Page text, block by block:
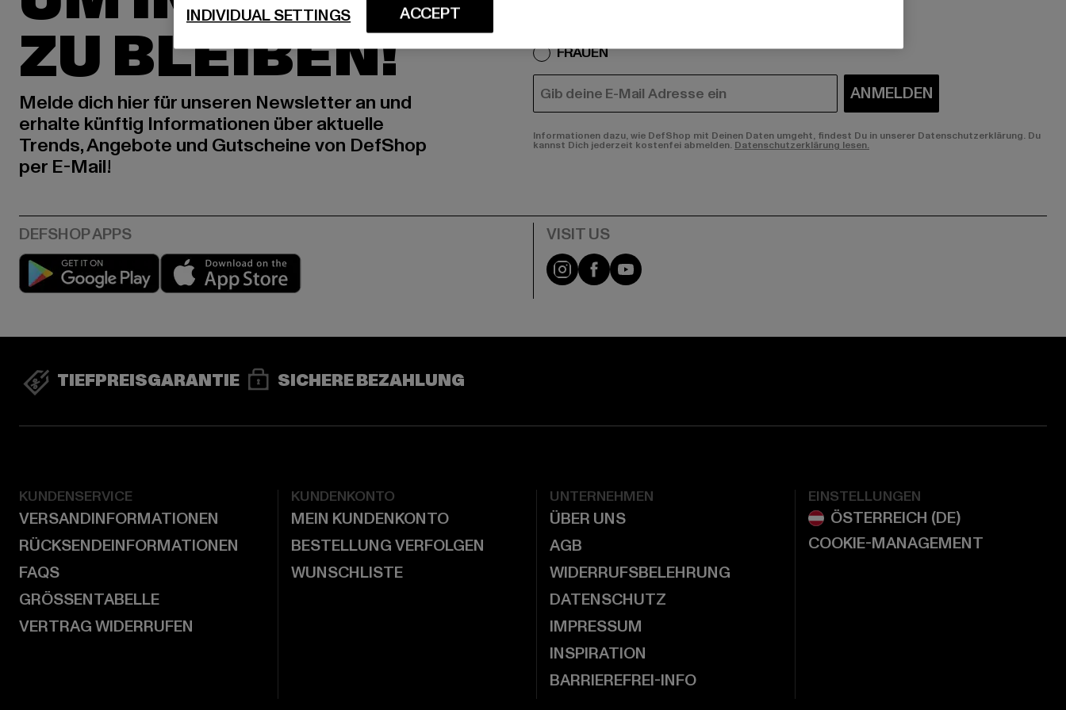
ZU BLEIBEN!
Melde dich hier für unseren Newsletter an und
erhalte künftig Informationen über aktuelle
Trends, Angebote und Gutscheine von DefShop
per E-Mail!
FRAUEN
E-MAIL ANMELDEN
Informationen dazu, wie DefShop mit Deinen Daten umgeht, findest Du in unserer Datenschutzerklärung. Du
kannst Dich jederzeit kostenfei abmelden. Datenschutzerklärung lesen.
Play market Visit our Instagram page:
Visit our Facebook page:
Visit our YouTube channel:
TIEFPREISGARANTIE SICHERE BEZAHLUNG
KUNDENSERVICE
VERSANDINFORMATIONEN
RÜCKSENDEINFORMATIONEN
FAQS
GRÖSSENTABELLE
VERTRAG WIDERRUFEN
KUNDENKONTO
MEIN KUNDENKONTO
BESTELLUNG VERFOLGEN
WUNSCHLISTE
UNTERNEHMEN
ÜBER UNS
AGB
WIDERRUFSBELEHRUNG
DATENSCHUTZ
IMPRESSUM
INSPIRATION
BARRIEREFREI-INFO
EINSTELLUNGEN
COOKIE-MANAGEMENT
ACCEPT
INDIVIDUAL SETTINGS